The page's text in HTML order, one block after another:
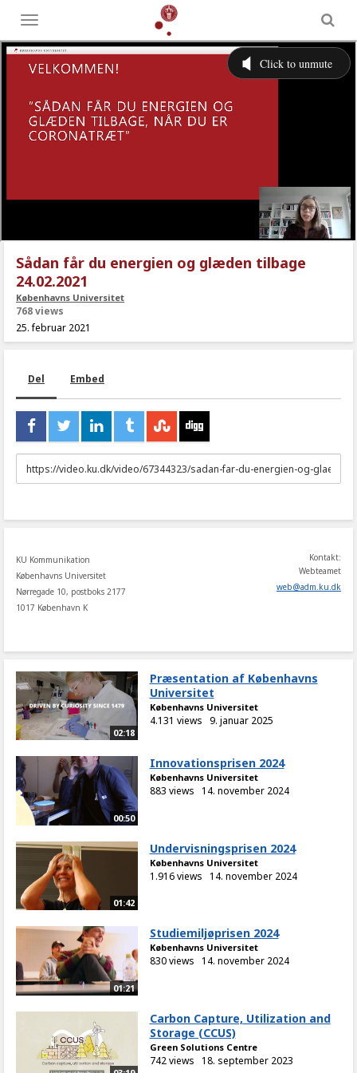
Toggle
menu
Sådan får du energien og glæden tilbage
24.02.2021
Københavns Universitet
768 views
25. februar 2021
Del Embed
URL
to
KU Kommunikation
Københavns Universitet
Nørregade 10, postboks 2177
1017 København K
Kontakt:
Webteamet
web@adm.ku.dk
02:18
Præsentation af Københavns
Universitet
Københavns Universitet
4.131 views 9. januar 2025
00:50
Innovationsprisen 2024
Københavns Universitet
883 views 14. november 2024
01:42
Undervisningsprisen 2024
Københavns Universitet
1.916 views 14. november 2024
01:21
Studiemiljøprisen 2024
Københavns Universitet
830 views 14. november 2024
Carbon Capture, Utilization and
Storage (CCUS)
Green Solutions Centre
742 views 18. september 2023